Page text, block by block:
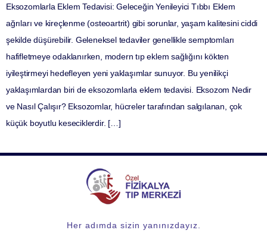
Eksozomlarla Eklem Tedavisi: Geleceğin Yenileyici Tıbbı Eklem
ağrıları ve kireçlenme (osteoartrit) gibi sorunlar, yaşam kalitesini ciddi
şekilde düşürebilir. Geleneksel tedaviler genellikle semptomları
hafifletmeye odaklanırken, modern tıp eklem sağlığını kökten
iyileştirmeyi hedefleyen yeni yaklaşımlar sunuyor. Bu yenilikçi
yaklaşımlardan biri de eksozomlarla eklem tedavisi. Eksozom Nedir
ve Nasıl Çalışır? Eksozomlar, hücreler tarafından salgılanan, çok
küçük boyutlu keseciklerdir. […]
Her adımda sizin yanınızdayız.